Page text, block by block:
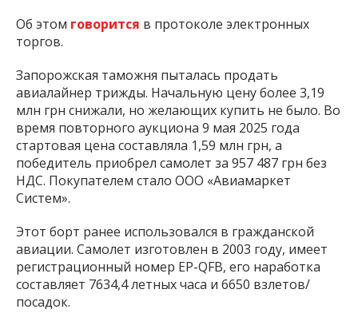
Об этом говорится в протоколе электронных
торгов.
Запорожская таможня пыталась продать
авиалайнер трижды. Начальную цену более 3,19
млн грн снижали, но желающих купить не было. Во
время повторного аукциона 9 мая 2025 года
стартовая цена составляла 1,59 млн грн, а
победитель приобрел самолет за 957 487 грн без
НДС. Покупателем стало ООО «Авиамаркет
Систем».
Этот борт ранее использовался в гражданской
авиации. Самолет изготовлен в 2003 году, имеет
регистрационный номер EP-QFB, его наработка
составляет 7634,4 летных часа и 6650 взлетов/
посадок.